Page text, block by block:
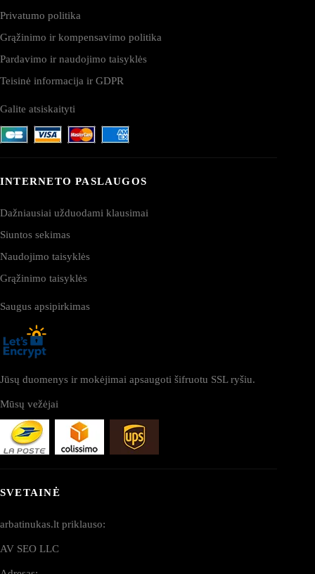
Privatumo politika
Grąžinimo ir kompensavimo politika
Pardavimo ir naudojimo taisyklės
Teisinė informacija ir GDPR
Galite atsiskaityti
INTERNETO PASLAUGOS
Dažniausiai užduodami klausimai
Siuntos sekimas
Naudojimo taisyklės
Grąžinimo taisyklės
Saugus apsipirkimas
Jūsų duomenys ir mokėjimai apsaugoti šifruotu SSL ryšiu.
Mūsų vežėjai
SVETAINĖ
arbatinukas.lt priklauso:
AV SEO LLC